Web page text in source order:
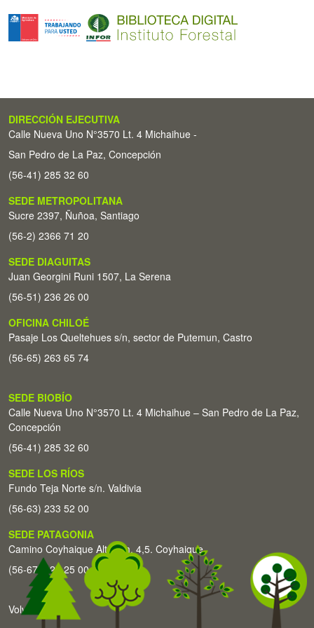
DIRECCIÓN EJECUTIVA
Calle Nueva Uno N°3570 Lt. 4 Michaihue -
San Pedro de La Paz, Concepción
(56-41) 285 32 60
SEDE METROPOLITANA
Sucre 2397, Ñuñoa, Santiago
(56-2) 2366 71 20
SEDE DIAGUITAS
Juan Georgini Runi 1507, La Serena
(56-51) 236 26 00
OFICINA CHILOÉ
Pasaje Los Queltehues s/n, sector de Putemun, Castro
(56-65) 263 65 74
SEDE BIOBÍO
Calle Nueva Uno N°3570 Lt. 4 Michaihue – San Pedro de La Paz,
Concepción
(56-41) 285 32 60
SEDE LOS RÍOS
Fundo Teja Norte s/n. Valdivia
(56-63) 233 52 00
SEDE PATAGONIA
Camino Coyhaique Alto Km. 4,5. Coyhaique
(56-67) 226 25 00
Volver arriba